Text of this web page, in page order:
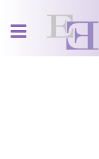
Open menu